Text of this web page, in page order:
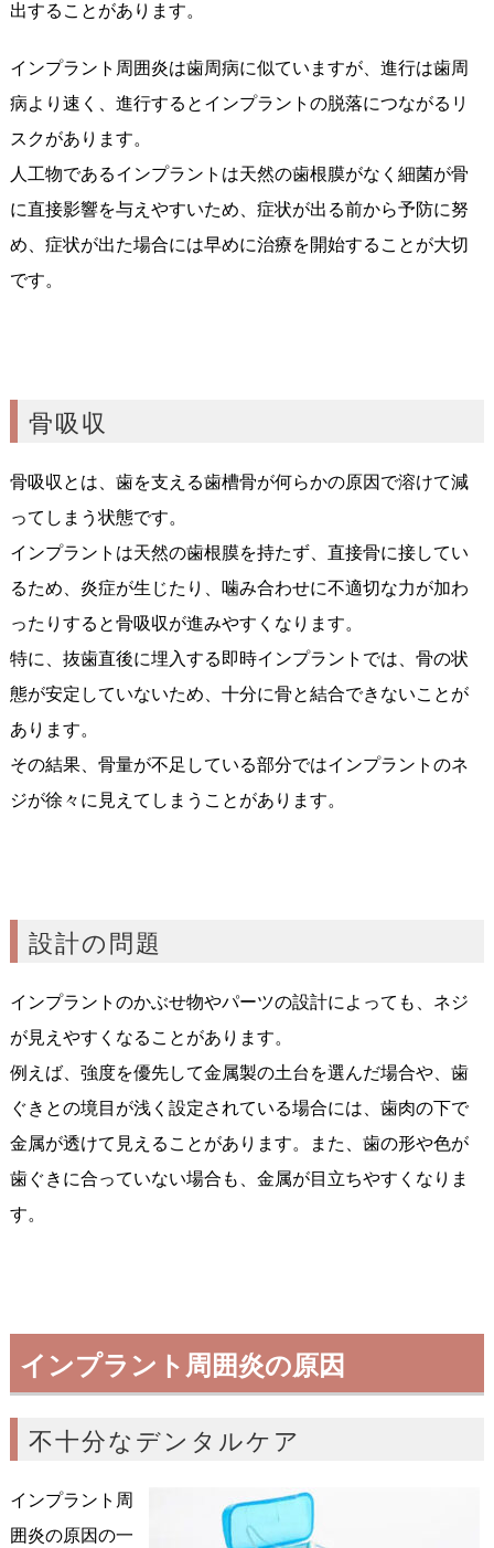
出することがあります。
インプラント周囲炎は歯周病に似ていますが、進行は歯周
病より速く、進行するとインプラントの脱落につながるリ
スクがあります。
人工物であるインプラントは天然の歯根膜がなく細菌が骨
に直接影響を与えやすいため、症状が出る前から予防に努
め、症状が出た場合には早めに治療を開始することが大切
です。
骨吸収
骨吸収とは、歯を支える歯槽骨が何らかの原因で溶けて減
ってしまう状態です。
インプラントは天然の歯根膜を持たず、直接骨に接してい
るため、炎症が生じたり、噛み合わせに不適切な力が加わ
ったりすると骨吸収が進みやすくなります。
特に、抜歯直後に埋入する即時インプラントでは、骨の状
態が安定していないため、十分に骨と結合できないことが
あります。
その結果、骨量が不足している部分ではインプラントのネ
ジが徐々に見えてしまうことがあります。
設計の問題
インプラントのかぶせ物やパーツの設計によっても、ネジ
が見えやすくなることがあります。
例えば、強度を優先して金属製の土台を選んだ場合や、歯
ぐきとの境目が浅く設定されている場合には、歯肉の下で
金属が透けて見えることがあります。また、歯の形や色が
歯ぐきに合っていない場合も、金属が目立ちやすくなりま
す。
インプラント周囲炎の原因
不十分なデンタルケア
インプラント周
囲炎の原因の一